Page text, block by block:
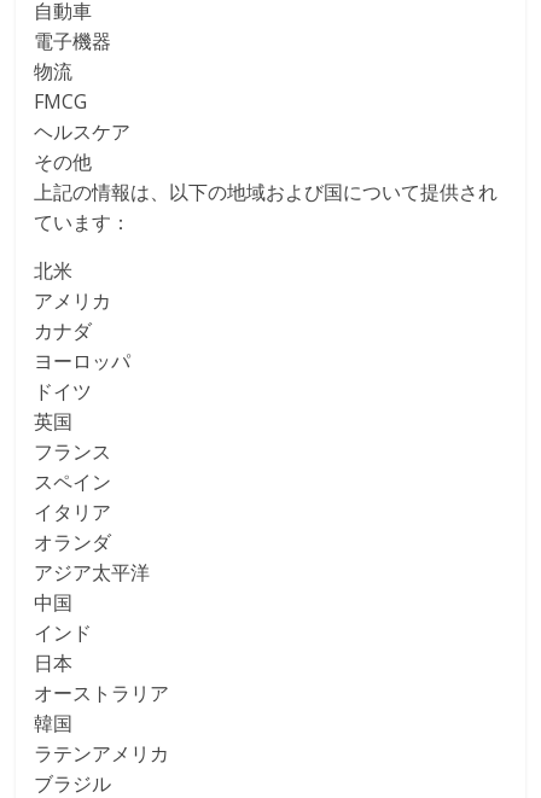
自動車
電子機器
物流
FMCG
ヘルスケア
その他
上記の情報は、以下の地域および国について提供され
ています：
北米
アメリカ
カナダ
ヨーロッパ
ドイツ
英国
フランス
スペイン
イタリア
オランダ
アジア太平洋
中国
インド
日本
オーストラリア
韓国
ラテンアメリカ
ブラジル